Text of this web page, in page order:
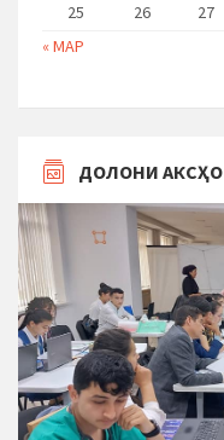
« МАР
25
26 27
ДОЛОНИ АКСҲО